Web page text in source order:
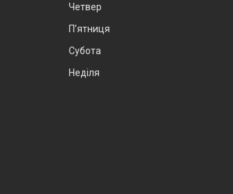
Четвер
Пʼятниця
Субота
Неділя